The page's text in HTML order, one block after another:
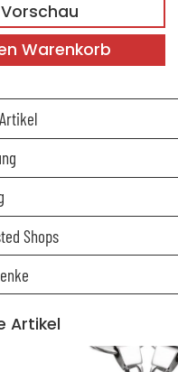
Vorschau
Warenkorb
Shops
Artikel